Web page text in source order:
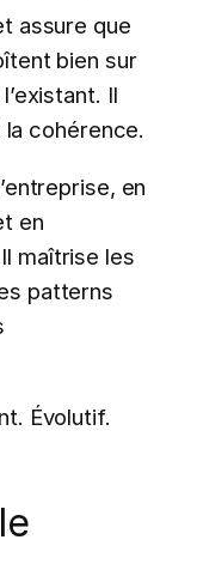
assure que
bien sur
Il
la cohérence.
en
en
maîtrise les
patterns
Évolutif.